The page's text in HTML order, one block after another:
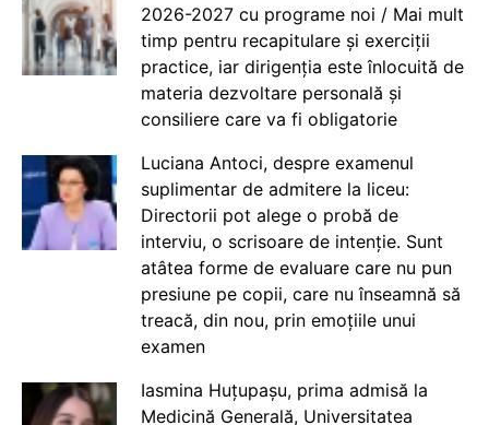
2026-2027 cu programe noi / Mai mult
timp pentru recapitulare și exerciții
practice, iar dirigenția este înlocuită de
materia dezvoltare personală și
consiliere care va fi obligatorie
Luciana Antoci, despre examenul
suplimentar de admitere la liceu:
Directorii pot alege o probă de
interviu, o scrisoare de intenție. Sunt
atâtea forme de evaluare care nu pun
presiune pe copii, care nu înseamnă să
treacă, din nou, prin emoțiile unui
examen
Iasmina Huțupașu, prima admisă la
Medicină Generală, Universitatea